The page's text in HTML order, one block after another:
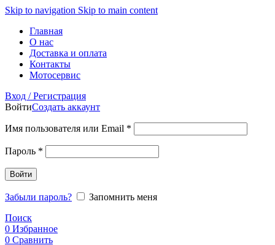
Skip to navigation Skip to main content
Главная
О нас
Доставка и оплата
Контакты
Мотосервис
Вход / Регистрация
ВойтиСоздать аккаунт
Имя пользователя или Email *
Пароль *
Войти
Забыли пароль?
Запомнить меня
Поиск
0 Избранное
0 Сравнить